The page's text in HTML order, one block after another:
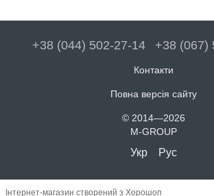
+38 (044) 502-27-14 +38 (067)
Контакти
Повна версія сайту
© 2014—2026
M-GROUP
Укр Рус
Інтернет-магазин створений з Хорошоп